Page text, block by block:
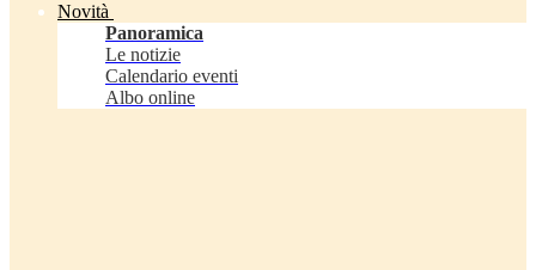
Novità
Panoramica
Le notizie
Calendario eventi
Albo online